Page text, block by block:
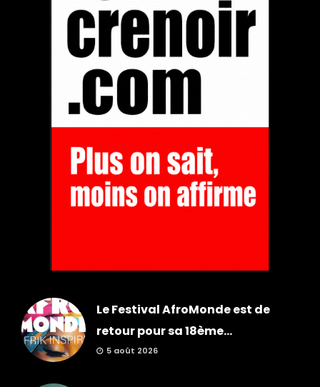
Le Festival AfroMonde est de
retour pour sa 18ème...
5 août 2026